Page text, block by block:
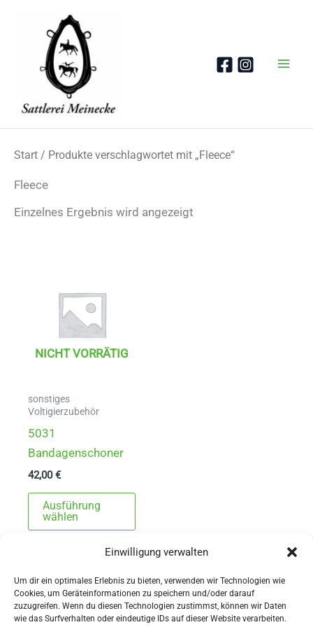
Einwilligung verwalten
Um dir ein optimales Erlebnis zu bieten, verwenden wir Technologien wie
Cookies, um Geräteinformationen zu speichern und/oder darauf
zuzugreifen. Wenn du diesen Technologien zustimmst, können wir Daten
wie das Surfverhalten oder eindeutige IDs auf dieser Website verarbeiten.
Start / Produkte verschlagwortet mit „Fleece“
Fleece
Einzelnes Ergebnis wird angezeigt
NICHT VORRÄTIG
sonstiges
Voltigierzubehör
5031
Bandagenschoner
42,00€
Ausführung
wählen
Dieses
mehrere
Varianten
auf.
Die